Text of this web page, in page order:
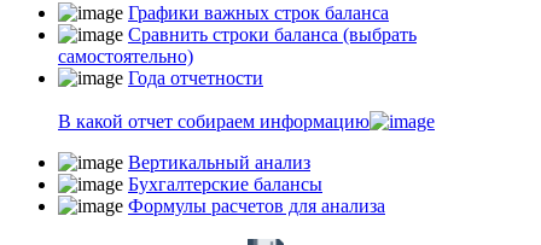
Графики важных строк баланса
Сравнить строки баланса (выбрать
самостоятельно)
Года отчетности
В какой отчет собираем информацию
Вертикальный анализ
Бухгалтерские балансы
Формулы расчетов для анализа